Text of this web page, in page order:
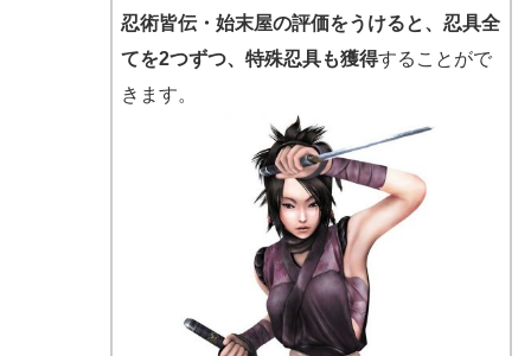
忍術皆伝・始末屋の評価をうけると、忍具全
てを2つずつ、特殊忍具も獲得することがで
きます。